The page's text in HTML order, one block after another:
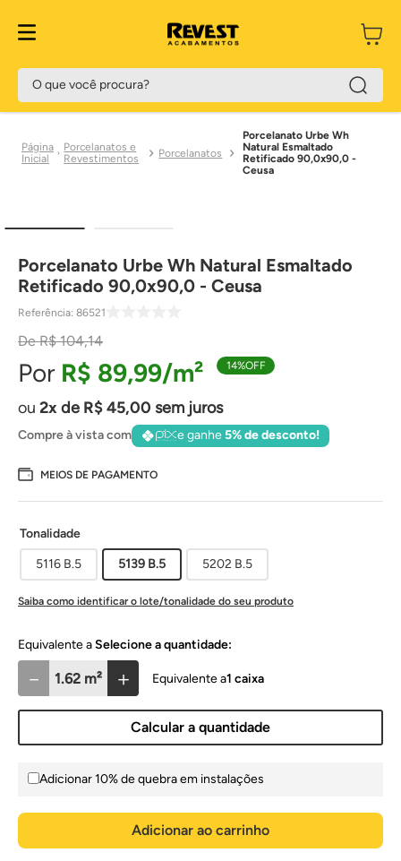
O que você procura?
Porcelanatos e
Revestimentos
Porcelanatos
Porcelanato Urbe Wh
Natural Esmaltado
Retificado 90,0x90,0 -
Ceusa
Porcelanato Urbe Wh Natural Esmaltado
Retificado 90,0x90,0 - Ceusa
Referência: 86521
R$ 104,14
R$ 89,99 14%OFF
2 de R$45,00 sem juros
Compre à vista com e ganhe5% de desconto!
MEIOS DE PAGAMENTO
Tonalidade
5116 B.5
5139 B.5 5202 B.5
Saiba como identificar o lote/tonalidade do seu produto
＋
－
Selecione a quantidade:
1 caixa
Calcular a quantidade
Adicionar 10% de quebra em instalações
Adicionar ao carrinho